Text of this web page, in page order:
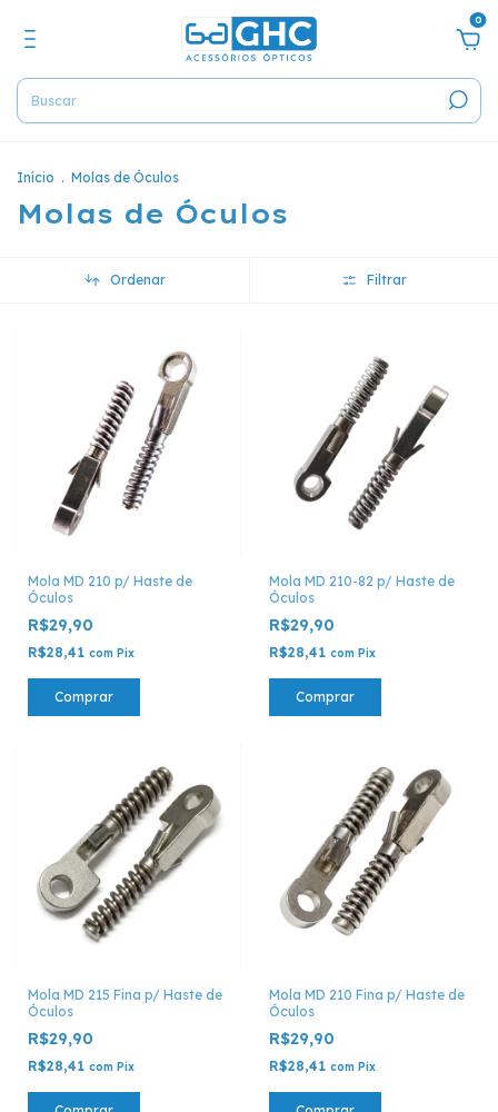
0
Início . Molas de Óculos
Molas de Óculos
Ordenar Filtrar
Mola MD 210 p/ Haste de
Óculos
R$29,90
R$28,41 com Pix
Comprar
Mola MD 210-82 p/ Haste de
Óculos
R$29,90
R$28,41 com Pix
Comprar
Mola MD 215 Fina p/ Haste de
Óculos
R$29,90
R$28,41 com Pix
Mola MD 210 Fina p/ Haste de
Óculos
R$29,90
R$28,41 com Pix